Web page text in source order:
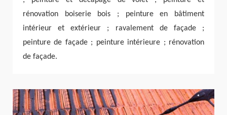
rénovation boiserie bois ; peinture en bâtiment
intérieur et extérieur ; ravalement de façade ;
peinture de façade ; peinture intérieure ; rénovation
de façade.